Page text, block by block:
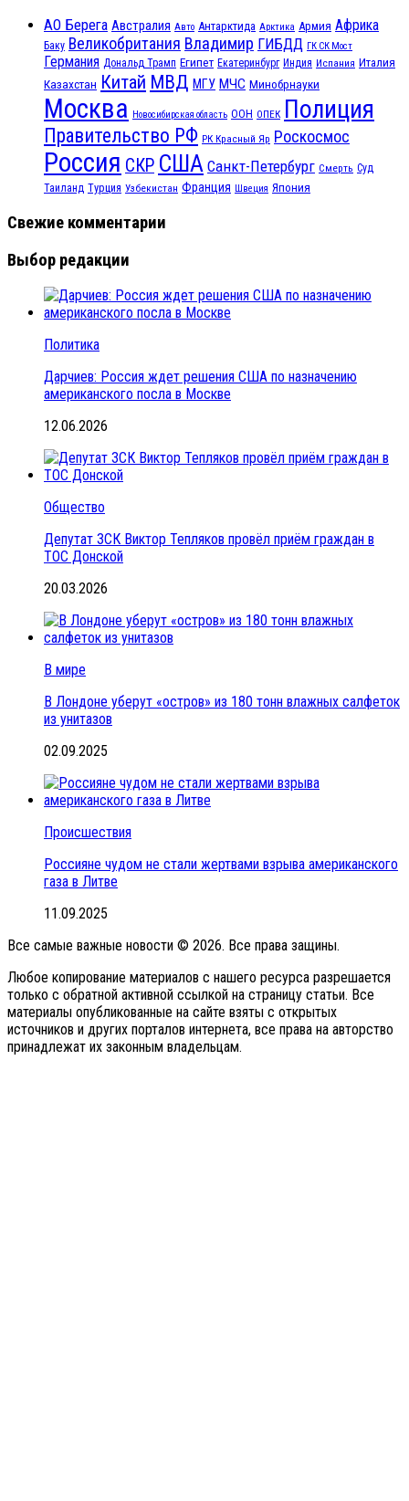
АО Берега Австралия Авто Антарктида Арктика Армия Африка
Баку Великобритания Владимир ГИБДД ГК СК Мост
Германия Дональд Трамп Египет Екатеринбург Индия Испания Италия
Казахстан Китай МВД МГУ МЧС Минобрнауки
Москва Новосибирская область ООН ОПЕК Полиция
Правительство РФ РК Красный Яр Роскосмос
Россия СКР США Санкт-Петербург Смерть Суд
Таиланд Турция Узбекистан Франция Швеция Япония
Свежие комментарии
Выбор редакции
Политика
Дарчиев: Россия ждет решения США по назначению
американского посла в Москве
12.06.2026
Общество
Депутат ЗСК Виктор Тепляков провёл приём граждан в
ТОС Донской
20.03.2026
В мире
В Лондоне уберут «остров» из 180 тонн влажных салфеток
из унитазов
02.09.2025
Происшествия
Россияне чудом не стали жертвами взрыва американского
газа в Литве
11.09.2025
Все самые важные новости © 2026. Все права защины.
Любое копирование материалов с нашего ресурса разрешается
только с обратной активной ссылкой на страницу статьи. Все
материалы опубликованные на сайте взяты с открытых
источников и других порталов интернета, все права на авторство
принадлежат их законным владельцам.